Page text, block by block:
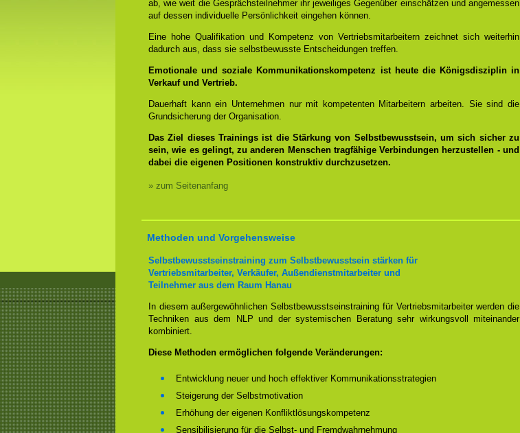
ab, wie weit die Gesprächsteilnehmer ihr jeweiliges Gegenüber einschätzen und angemessen
auf dessen individuelle Persönlichkeit eingehen können.
Eine hohe Qualifikation und Kompetenz von Vertriebsmitarbeitern zeichnet sich weiterhin
dadurch aus, dass sie selbstbewusste Entscheidungen treffen.
Emotionale und soziale Kommunikationskompetenz ist heute die Königsdisziplin in
Verkauf und Vertrieb.
Dauerhaft kann ein Unternehmen nur mit kompetenten Mitarbeitern arbeiten. Sie sind die
Grundsicherung der Organisation.
Das Ziel dieses Trainings ist die Stärkung von Selbstbewusstsein, um sich sicher zu
sein, wie es gelingt, zu anderen Menschen tragfähige Verbindungen herzustellen - und
dabei die eigenen Positionen konstruktiv durchzusetzen.
» zum Seitenanfang
Methoden und Vorgehensweise
Selbstbewusstseinstraining zum Selbstbewusstsein stärken für
Vertriebsmitarbeiter, Verkäufer, Außendienstmitarbeiter und
Teilnehmer aus dem Raum Hanau
In diesem außergewöhnlichen Selbstbewusstseinstraining für Vertriebsmitarbeiter werden die
Techniken aus dem NLP und der systemischen Beratung sehr wirkungsvoll miteinander
kombiniert.
Diese Methoden ermöglichen folgende Veränderungen:
Entwicklung neuer und hoch effektiver Kommunikationsstrategien
Steigerung der Selbstmotivation
Erhöhung der eigenen Konfliktlösungskompetenz
Sensibilisierung für die Selbst- und Fremdwahrnehmung